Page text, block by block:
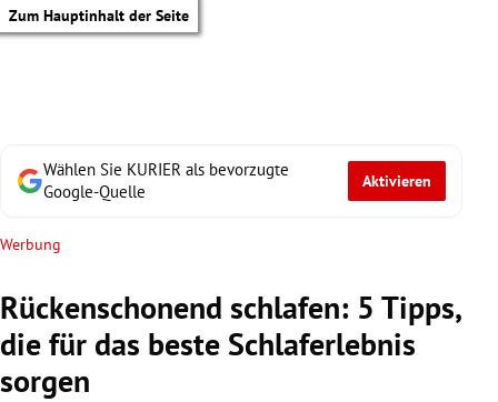
Zum Hauptinhalt der Seite
Wählen Sie KURIER als bevorzugte
Google-Quelle
Aktivieren
Werbung
Rückenschonend schlafen: 5 Tipps,
die für das beste Schlaferlebnis
sorgen